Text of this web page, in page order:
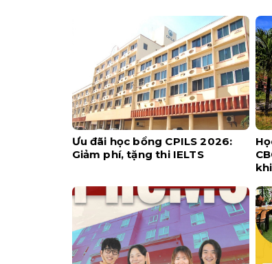
Ưu đãi học bổng CPILS 2026:
Giảm phí, tặng thi IELTS